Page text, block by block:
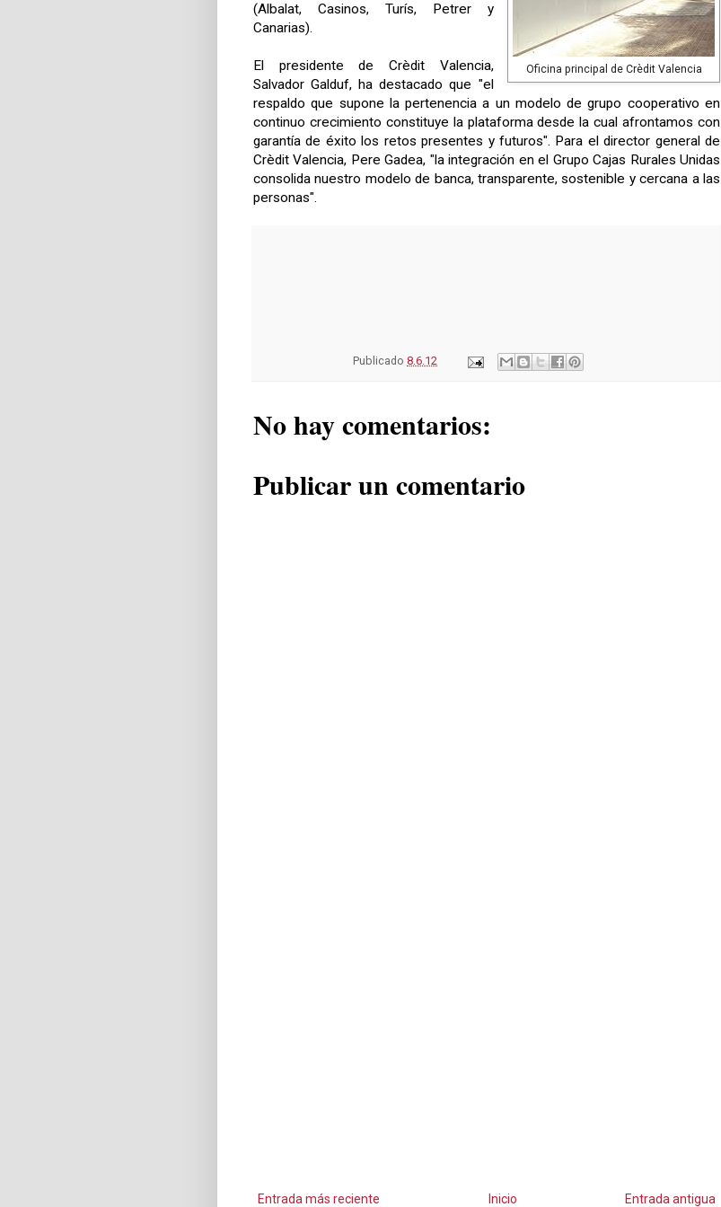
Oficina principal de Crèdit Valencia
(Albalat, Casinos, Turís, Petrer y
Canarias).
El presidente de Crèdit Valencia,
Salvador Galduf, ha destacado que "el
respaldo que supone la pertenencia a un modelo de grupo cooperativo en
continuo crecimiento constituye la plataforma desde la cual afrontamos con
garantía de éxito los retos presentes y futuros". Para el director general de
Crèdit Valencia, Pere Gadea, "la integración en el Grupo Cajas Rurales Unidas
consolida nuestro modelo de banca, transparente, sostenible y cercana a las
personas".
Publicado 8.6.12
No hay comentarios:
Publicar un comentario
Entrada más reciente Entrada antigua
Inicio